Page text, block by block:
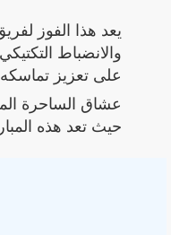
يعد هذا الفوز
والانضباط
على تعزيز تماسكه
عشاق الساحرة
حيث تعد هذه